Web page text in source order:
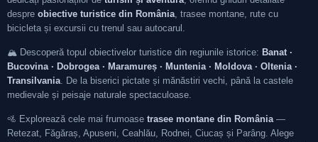
despre obiective turistice din România, trasee montane, rute cu
bicicleta și excursii cu trenul sau autocarul.
🏔️ Descoperă topul obiectivelor turistice din regiunile istorice: Banat ·
Bucovina · Dobrogea · Maramureș · Muntenia · Moldova · Oltenia ·
Transilvania. De la biserici pictate și mănăstiri vechi, până la castele
medievale și peisaje naturale spectaculoase.
🚵 Explorează cele mai frumoase trasee montane din România—
Retezat, Făgăraș, Apuseni, Ceahlău, Rodnei, Ciucaș și Parâng. Alege